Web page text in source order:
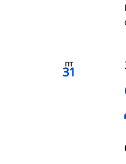
пт
31